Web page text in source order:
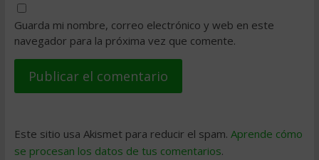
Guarda mi nombre, correo electrónico y web en este
navegador para la próxima vez que comente.
Este sitio usa Akismet para reducir el spam. Aprende cómo
se procesan los datos de tus comentarios.